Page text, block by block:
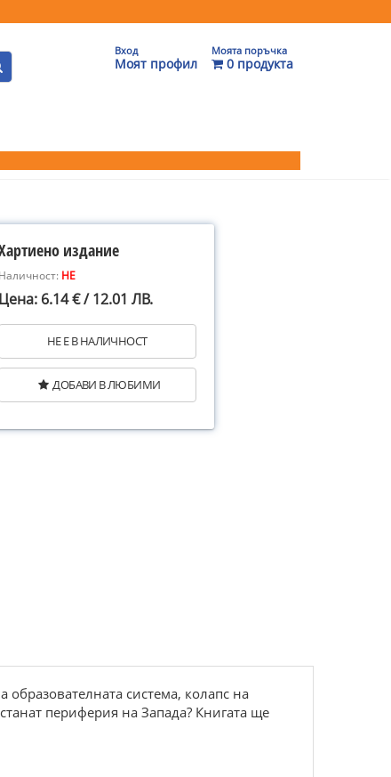
Вход
Моят профил
Моята поръчка
0 продукта
издание
Наличност: НЕ
Цена: 6.14 € / 12.01 ЛВ.
НЕ Е В НАЛИЧНОСТ
ДОБАВИ В ЛЮБИМИ
образователната система, колапс на
периферия на Запада? Книгата ще